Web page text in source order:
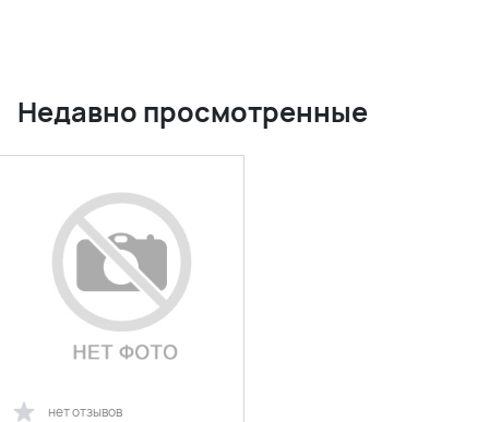
Недавно просмотренные
нет отзывов